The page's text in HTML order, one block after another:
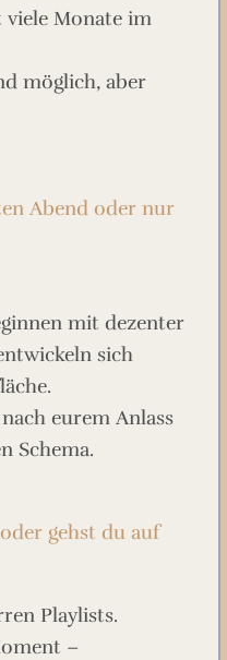
Monate im
möglich, aber
Abend oder nur
mit dezenter
sich
eurem Anlass
Schema.
gehst du auf
Playlists.
–